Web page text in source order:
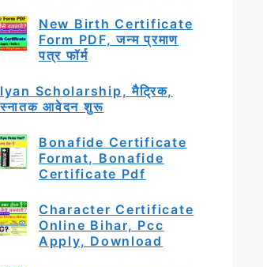
New Birth Certificate
Form PDF, जन्म प्रमाण
पत्र फॉर्म
Scholarship, मैट्रिक,
आवेदन शुरू
Bonafide Certificate
Format, Bonafide
Certificate Pdf
Character Certificate
Online Bihar, Pcc
Apply, Download